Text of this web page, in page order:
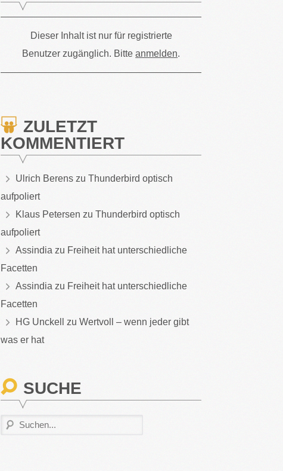
Dieser Inhalt ist nur für registrierte
Benutzer zugänglich. Bitteanmelden.
ZULETZT
KOMMENTIERT
Ulrich Berenszu Thunderbird optisch
aufpoliert
Klaus Petersen zu Thunderbird optisch
aufpoliert
Assindia zu Freiheit hat unterschiedliche
Facetten
Assindia zu Freiheit hat unterschiedliche
Facetten
HG Unckell
zu Wertvoll – wenn jeder gibt
was er hat
SUCHE